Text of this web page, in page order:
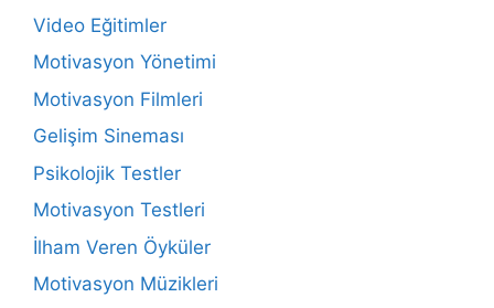
Video Eğitimler
Motivasyon Yönetimi
Motivasyon Filmleri
Gelişim Sineması
Psikolojik Testler
Motivasyon Testleri
İlham Veren Öyküler
Motivasyon Müzikleri